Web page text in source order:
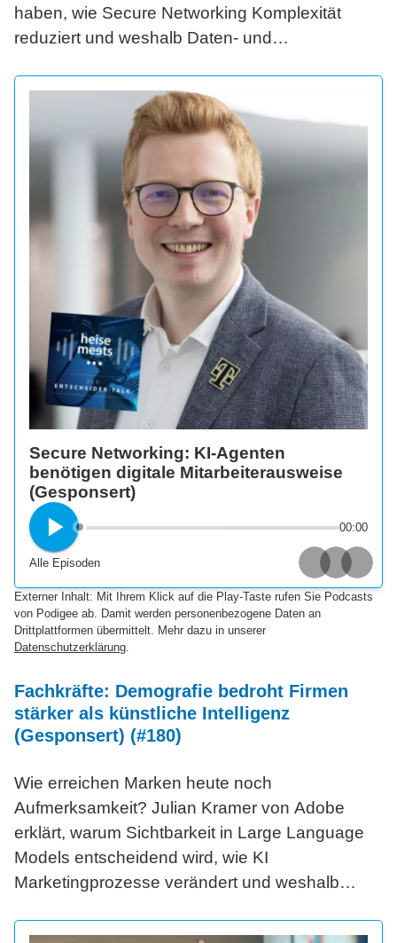
haben, wie Secure Networking Komplexität
reduziert und weshalb Daten- und
Frage werden.
Secure Networking: KI-Agenten
benötigen digitale Mitarbeiterausweise
(Gesponsert)
00:00
Alle Episoden
Apple PodcastsSpotify Deezer
Externer Inhalt: Mit Ihrem Klick auf die Play-Taste rufen Sie Podcasts
von Podigee ab. Damit werden personenbezogene Daten an
Drittplattformen übermittelt. Mehr dazu in unserer
Datenschutzerklärung.
Fachkräfte: Demografie bedroht Firmen
stärker als künstliche Intelligenz
(Gesponsert) (#180)
Wie erreichen Marken heute noch
Aufmerksamkeit? Julian Kramer von Adobe
erklärt, warum Sichtbarkeit in Large Language
Models entscheidend wird, wie KI
Marketingprozesse verändert und weshalb
Revolution darstellen.